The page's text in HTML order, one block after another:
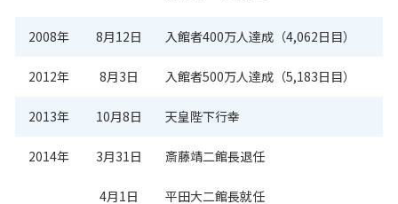
2008年 8月12日 入館者400万人達成（4,062日目）
2012年 8月3日 入館者500万人達成（5,183日目）
2013年 10月8日 天皇陛下行幸
2014年 3月31日 斎藤靖二館長退任
4月1日
平田大二館長就任